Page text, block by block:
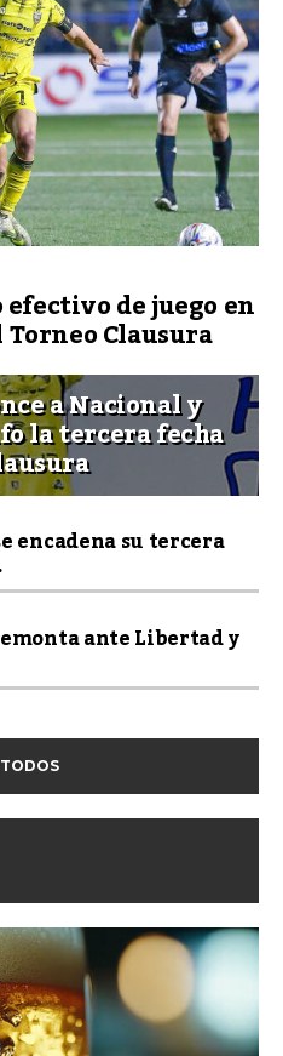
de juego en
Clausura
a Nacional y
la tercera fecha
encadena su tercera
ante Libertad y